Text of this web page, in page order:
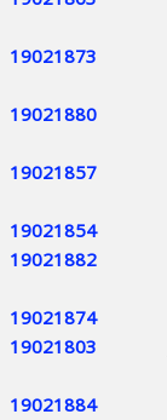
19021873
19021880
19021857
19021854
19021882
19021874
19021803
19021884